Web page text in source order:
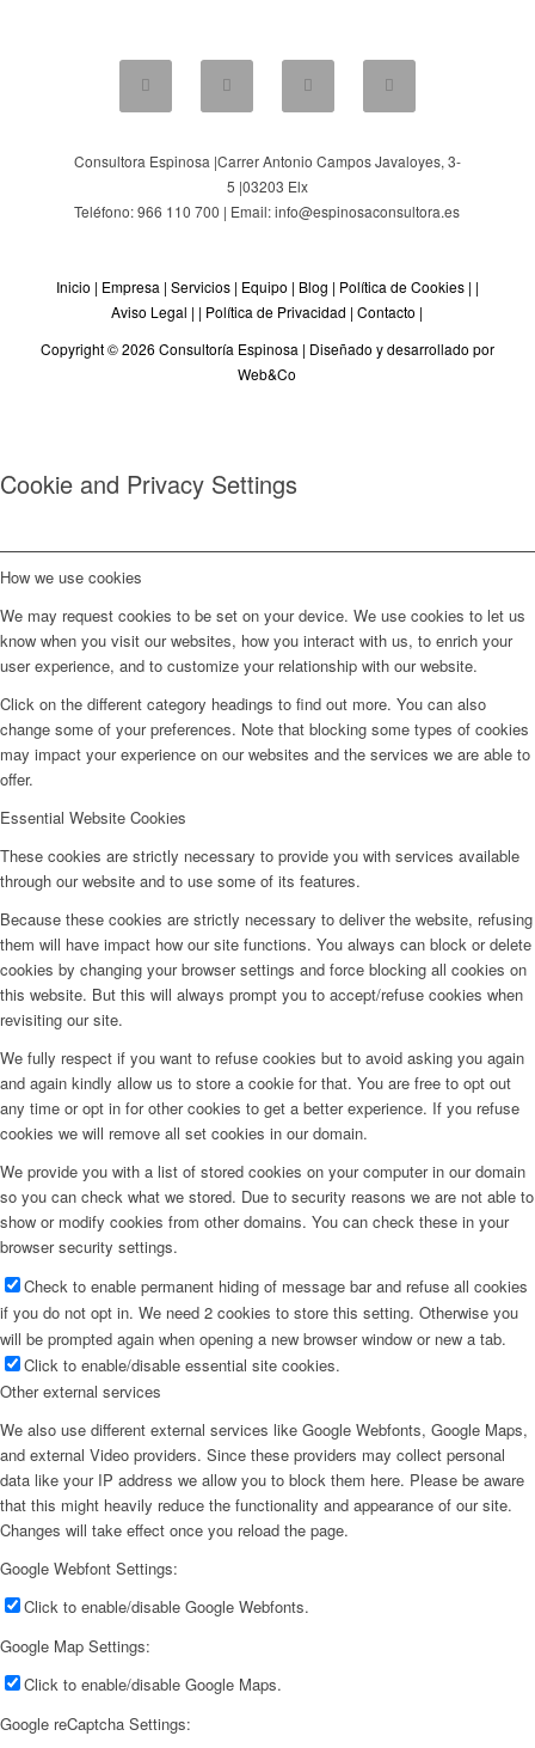
Consultora Espinosa |Carrer Antonio Campos Javaloyes, 3-
5 |03203 Elx
Teléfono: 966 110 700 | Email: info@espinosaconsultora.es
Inicio | Empresa | Servicios| Equipo | Blog | Política de Cookies| |
Aviso Legal | | Política de Privacidad |Contacto |
Copyright © 2026 Consultoría Espinosa | Diseñado y desarrollado por
Web&Co
Cookie and Privacy Settings
How we use cookies
We may request cookies to be set on your device. We use cookies to let us
know when you visit our websites, how you interact with us, to enrich your
user experience, and to customize your relationship with our website.
Click on the different category headings to find out more. You can also
change some of your preferences. Note that blocking some types of cookies
may impact your experience on our websites and the services we are able to
offer.
Essential Website Cookies
These cookies are strictly necessary to provide you with services available
through our website and to use some of its features.
Because these cookies are strictly necessary to deliver the website, refusing
them will have impact how our site functions. You always can block or delete
cookies by changing your browser settings and force blocking all cookies on
this website. But this will always prompt you to accept/refuse cookies when
revisiting our site.
We fully respect if you want to refuse cookies but to avoid asking you again
and again kindly allow us to store a cookie for that. You are free to opt out
any time or opt in for other cookies to get a better experience. If you refuse
cookies we will remove all set cookies in our domain.
We provide you with a list of stored cookies on your computer in our domain
so you can check what we stored. Due to security reasons we are not able to
show or modify cookies from other domains. You can check these in your
browser security settings.
Check to enable permanent hiding of message bar and refuse all cookies
if you do not opt in. We need 2 cookies to store this setting. Otherwise you
will be prompted again when opening a new browser window or new a tab.
Click to enable/disable essential site cookies.
Other external services
We also use different external services like Google Webfonts, Google Maps,
and external Video providers. Since these providers may collect personal
data like your IP address we allow you to block them here. Please be aware
that this might heavily reduce the functionality and appearance of our site.
Changes will take effect once you reload the page.
Google Webfont Settings:
Click to enable/disable Google Webfonts.
Google Map Settings:
Click to enable/disable Google Maps.
Google reCaptcha Settings: